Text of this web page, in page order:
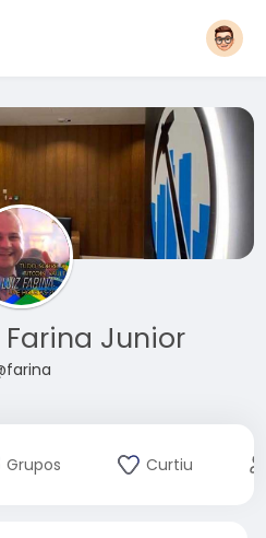
Farina Junior
Grupos Curtiu